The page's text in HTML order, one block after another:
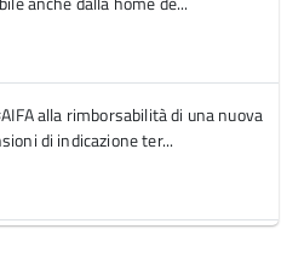
alla rimborsabilità di una nuova
di indicazione ter...